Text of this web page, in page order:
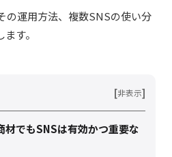
の運用方法、複数SNSの使い分
す。
[非表示]
材でもSNSは有効かつ重要な